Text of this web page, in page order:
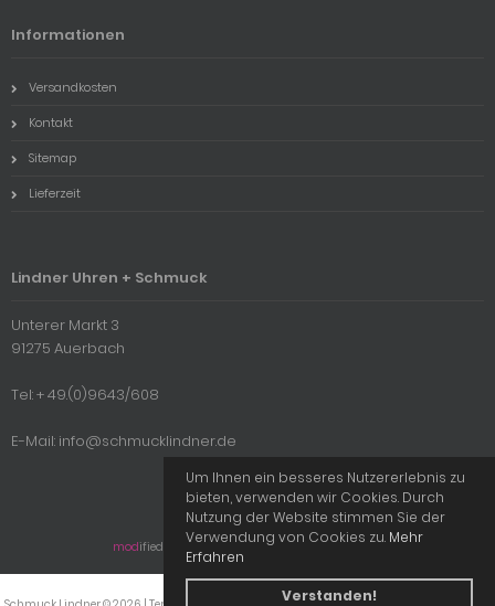
Informationen
Versandkosten
Kontakt
Sitemap
Lieferzeit
Lindner Uhren + Schmuck
Unterer Markt 3
91275 Auerbach
Tel: + 49.(0)9643/608
E-Mail: info@schmucklindner.de
modified eCommerce Shopsoftware © 2009-2026
Um Ihnen ein besseres Nutzererlebnis zu
bieten, verwenden wir Cookies. Durch
Nutzung der Website stimmen Sie der
Verwendung von Cookies zu. Mehr
Erfahren
Verstanden!